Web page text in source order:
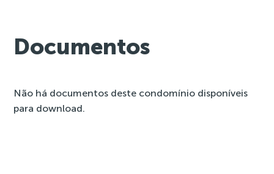
Documentos
Não há documentos deste condomínio disponíveis
para download.